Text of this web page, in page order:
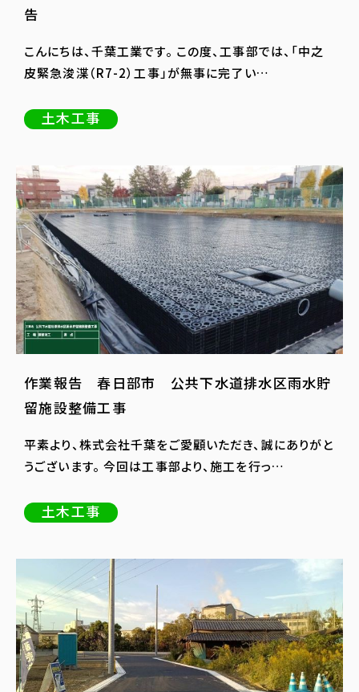
告
こんにちは、千葉工業です。 この度、工事部では、「中之
皮緊急浚渫（R7-2）工事」が無事に完了い…
土木工事
作業報告 春日部市 公共下水道排水区雨水貯
留施設整備工事
平素より、株式会社千葉をご愛顧いただき、誠にありがと
うございます。 今回は工事部より、施工を行っ…
土木工事